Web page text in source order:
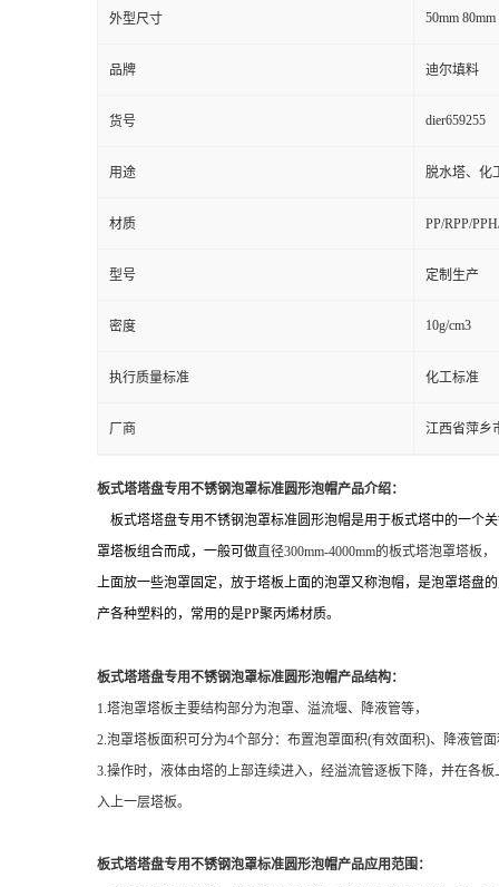
外型尺寸 50mm
品牌 迪尔填料
货号 dier659255
用途 脱水塔、化
材质 PP/RPP/
型号 定制生产
密度 10g/cm3
执行质量标准 化工标准
厂商 江西省萍乡
板式塔塔盘专用不锈钢泡罩标准圆形泡帽产品介绍：
板式塔塔盘专用不锈钢泡罩标准圆形泡帽是用于板式塔中的一个
罩塔板组合而成，一般可做直径300mm-4000mm的板式塔泡罩塔板
上面放一些泡罩固定，放于塔板上面的泡罩又称泡帽，是泡罩塔盘
产各种塑料的，常用的是PP聚丙烯材质。
板式塔塔盘专用不锈钢泡罩标准圆形泡帽产品结构：
1.塔泡罩塔板主要结构部分为泡罩、溢流堰、降液管等，
2.泡罩塔板面积可分为4个部分：布置泡罩面积(有效面积)、降液管
3.操作时，液体由塔的上部连续进入，经溢流管逐板下降，并在各
入上一层塔板。
板式塔塔盘专用不锈钢泡罩标准圆形泡帽产品应用范围：